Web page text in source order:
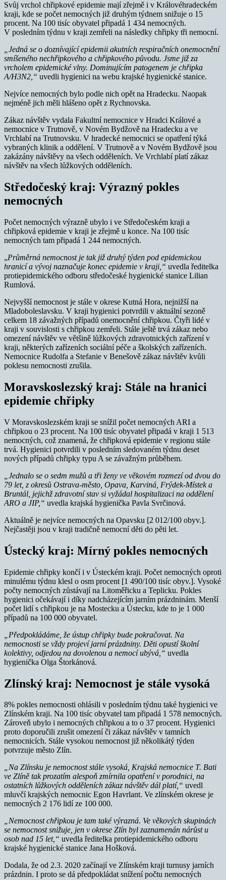
Svůj vrchol chřipkové epidemie mají zřejmě i v Královéhradeckém
kraji, kde se počet nemocných již druhým týdnem snižuje o 15
procent. Na 100 tisíc obyvatel připadá 1 434 nemocných.
V posledním týdnu v kraji zemřeli na následky chřipky tři nemocní.
„Jedná se o doznívající epidemii akutních respiračních onemocnění
smíšeného nechřipkového a chřipkového původu. Jsme již za
vrcholem epidemické vlny. Dominujícím patogenem je chřipka
A/H3N2,“ uvedli hygienici na webu krajské hygienické stanice.
Nejvíce nemocných bylo podle nich opět na Hradecku. Naopak
nejméně jich měli hlášeno opět z Rychnovska.
Zákaz návštěv vydala Fakultní nemocnice v Hradci Králové a
nemocnice v Trutnově, v Novém Bydžově na Hradecku a ve
Vrchlabí na Trutnovsku. V hradecké nemocnici se opatření týká
vybraných klinik a oddělení. V Trutnově a v Novém Bydžově jsou
zakázány návštěvy na všech odděleních. Ve Vrchlabí platí zákaz
návštěv na všech lůžkových odděleních.
Středočeský kraj: Výrazný pokles
nemocných
Počet nemocných výrazně ubylo i ve Středočeském kraji a
chřipková epidemie v kraji je zřejmě u konce. Na 100 tisíc
nemocných tam připadá 1 244 nemocných.
„Průměrná nemocnost je tak již druhý týden pod epidemickou
hranicí a vývoj naznačuje konec epidemie v kraji,“ uvedla ředitelka
protiepidemického odboru středočeské hygienické stanice Lilian
Rumlová.
Nejvyšší nemocnost je stále v okrese Kutná Hora, nejnižší na
Mladoboleslavsku. V kraji hygienici potvrdili v aktuální sezoně
celkem 18 závažných případů onemocnění chřipkou. Čtyři lidé v
kraji v souvislosti s chřipkou zemřeli. Stále ještě trvá zákaz nebo
omezení návštěv ve většině lůžkových zdravotnických zařízení v
kraji, některých zařízeních sociální péče a školských zařízeních.
Nemocnice Rudolfa a Stefanie v Benešově zákaz návštěv kvůli
poklesu nemocnosti zrušila.
Moravskoslezský kraj: Stále na hranici
epidemie chřipky
V Moravskoslezském kraji se snížil počet nemocných ARI a
chřipkou o 23 procent. Na 100 tisíc obyvatel připadá v kraji 1 513
nemocných, což znamená, že chřipková epidemie v regionu stále
trvá. Hygienici potvrdili v posledním sledovaném týdnu deset
nových případů chřipky typu A se závažným průběhem.
„Jednalo se o sedm mužů a tři ženy ve věkovém rozmezí od dvou do
79 let, z okresů Ostrava-město, Opava, Karviná, Frýdek-Místek a
Bruntál, jejichž zdravotní stav si vyžádal hospitalizaci na oddělení
ARO a JIP,“ uvedla krajská hygienička Pavla Svrčinová.
Aktuálně je nejvíce nemocných na Opavsku [2 012/100 obyv.].
Nejčastěji jsou v kraji tradičně nemocní děti do pěti let.
Ústecký kraj: Mírný pokles nemocných
Epidemie chřipky končí i v Ústeckém kraji. Počet nemocných oproti
minulému týdnu klesl o osm procent [1 490/100 tisíc obyv.]. Vysoké
počty nemocných zůstávají na Litoměřicku a Teplicku. Pokles
hygienici očekávají i díky nadcházejícím jarním prázdninám. Menší
počet lidí s chřipkou je na Mostecku a Ústecku, kde to je 1 000
případů na 100 000 obyvatel.
„Předpokládáme, že ústup chřipky bude pokračovat. Na
nemocnosti se vždy projeví jarní prázdniny. Děti opustí školní
kolektivy, odjedou na dovolenou a nemocí ubývá,“ uvedla
hygienička Olga Štorkánová.
Zlínský kraj: Nemocnost je stále vysoká
8% pokles nemocnosti ohlásili v posledním týdnu také hygienici ve
Zlínském kraji. Na 100 tisíc obyvatel tam připadá 1 578 nemocných.
Zároveň ubylo i nemocných chřipkou a to o 37 procent. Hygienici
proto doporučili zrušit omezení či zákaz návštěv v tamních
nemocnicích. Stále vysokou nemocnost již několikátý týden
potvrzuje město Zlín.
„Na Zlínsku je nemocnost stále vysoká, Krajská nemocnice T. Bati
ve Zlíně tak prozatím alespoň zmírnila opatření v porodnici, na
ostatních lůžkových odděleních zákaz návštěv dál platí,“ uvedl
mluvčí krajských nemocnic Egon Havrlant. Ve zlínském okrese je
nemocných 2 176 lidí ze 100 000.
„Nemocnost chřipkou je tam také výrazná. Ve věkových skupinách
se nemocnost snižuje, jen v okrese Zlín byl zaznamenán nárůst u
osob nad 15 let,“ uvedla ředitelka protiepidemického odboru
krajské hygienické stanice Jana Hošková.
Dodala, že od 2.3. 2020 začínají ve Zlínském kraji turnusy jarních
prázdnin. I proto se dá předpokládat snížení počtu nemocných